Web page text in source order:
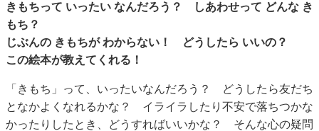
きもちって いったい なんだろう？ しあわせって どんな き
もち？
じぶんの きもちが わからない！ どうしたら いいの？
この絵本が教えてくれる！
「きもち」って、いったいなんだろう？ どうしたら友だち
となかよくなれるかな？ イライラしたり不安で落ちつかな
かったりしたとき、どうすればいいかな？ そんな心の疑問